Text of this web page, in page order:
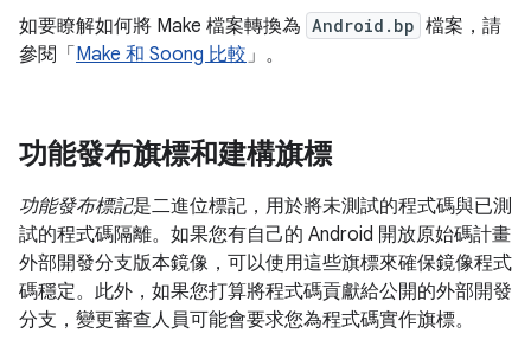
如要瞭解如何將 Make 檔案轉換為 Android.bp 檔案，請
參閱「 Make 和 Soong 比較」。
功能發布旗標和建構旗標
功能發布標記是二進位標記，用於將未測試的程式碼與已測
試的程式碼隔離。如果您有自己的 Android 開放原始碼計畫
外部開發分支版本鏡像，可以使用這些旗標來確保鏡像程式
碼穩定。此外，如果您打算將程式碼貢獻給公開的外部開發
分支，變更審查人員可能會要求您為程式碼實作旗標。